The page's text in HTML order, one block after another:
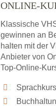
ONLINE-
Klassische
gewinnen an
halten mit der
Anbieter von
Top-Online-
Sprachkurs